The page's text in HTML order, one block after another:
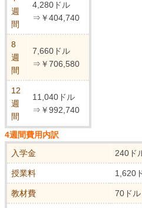
週
間
4,280ドル
⇒￥404,740
8
週
間
7,660ドル
⇒￥706,580
12
週
間
11,040ドル
⇒￥992,740
4週間費用内訳
入学金
240ド
授業料 1,620
教材費 70ドル